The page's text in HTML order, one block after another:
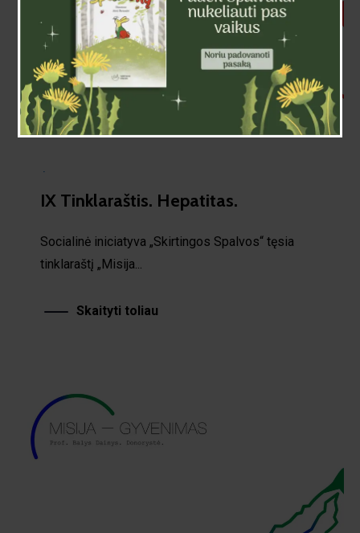
·
IX Tinklaraštis. Hepatitas.
Socialinė iniciatyva „Skirtingos Spalvos“ tęsia
tinklaraštį „Misija...
Skaityti toliau